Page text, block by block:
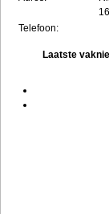
Telefoon:
Laatste